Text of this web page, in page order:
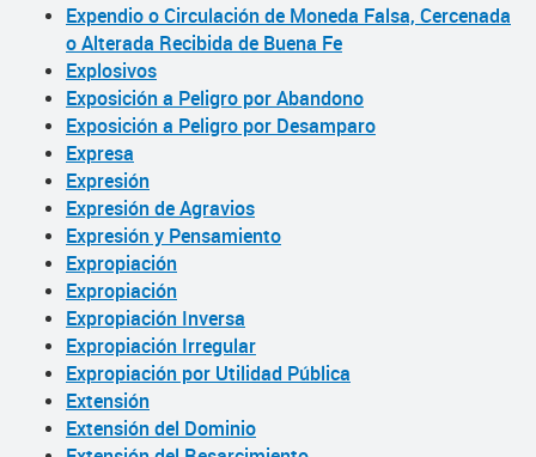
Expendio o Circulación de Moneda Falsa, Cercenada
o Alterada Recibida de Buena Fe
Explosivos
Exposición a Peligro por Abandono
Exposición a Peligro por Desamparo
Expresa
Expresión
Expresión de Agravios
Expresión y Pensamiento
Expropiación
Expropiación
Expropiación Inversa
Expropiación Irregular
Expropiación por Utilidad Pública
Extensión
Extensión del Dominio